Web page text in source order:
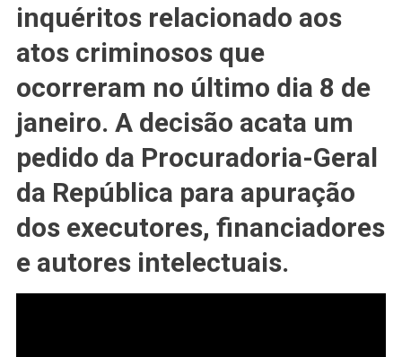
Atos
inquéritos relacionado aos
atos criminosos que
ocorreram no último dia 8 de
janeiro. A decisão acata um
pedido da Procuradoria-Geral
da República para apuração
dos executores, financiadores
e autores intelectuais.